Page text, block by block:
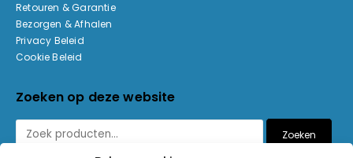
Retouren & Garantie
Bezorgen & Afhalen
Privacy Beleid
Cookie Beleid
Zoeken op deze website
Zoeken